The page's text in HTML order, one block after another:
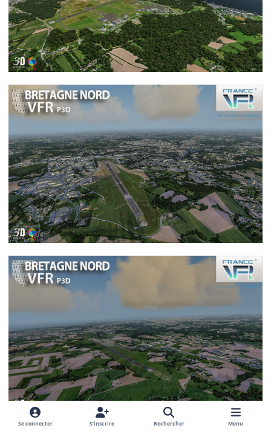
Se connecter S’inscrire Rechercher Menu